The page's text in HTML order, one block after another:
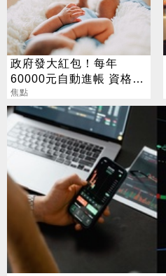
政府發大紅包！每年
60000元自動進帳 資格一
次看
焦點